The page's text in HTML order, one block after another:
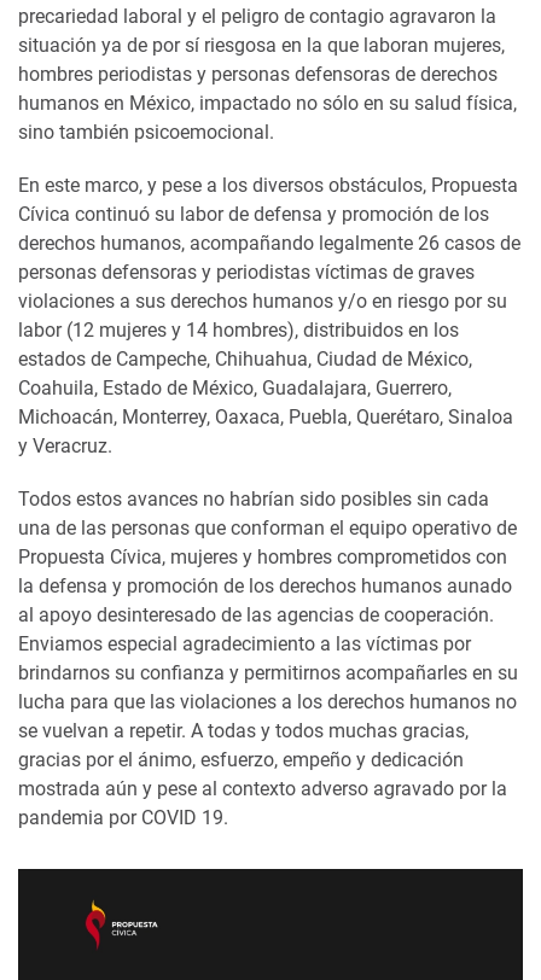
precariedad laboral y el peligro de contagio agravaron la
situación ya de por sí riesgosa en la que laboran mujeres,
hombres periodistas y personas defensoras de derechos
humanos en México, impactado no sólo en su salud física,
sino también psicoemocional.
En este marco, y pese a los diversos obstáculos, Propuesta
Cívica continuó su labor de defensa y promoción de los
derechos humanos, acompañando legalmente 26 casos de
personas defensoras y periodistas víctimas de graves
violaciones a sus derechos humanos y/o en riesgo por su
labor (12 mujeres y 14 hombres), distribuidos en los
estados de Campeche, Chihuahua, Ciudad de México,
Coahuila, Estado de México, Guadalajara, Guerrero,
Michoacán, Monterrey, Oaxaca, Puebla, Querétaro, Sinaloa
y Veracruz.
Todos estos avances no habrían sido posibles sin cada
una de las personas que conforman el equipo operativo de
Propuesta Cívica, mujeres y hombres comprometidos con
la defensa y promoción de los derechos humanos aunado
al apoyo desinteresado de las agencias de cooperación.
Enviamos especial agradecimiento a las víctimas por
brindarnos su confianza y permitirnos acompañarles en su
lucha para que las violaciones a los derechos humanos no
se vuelvan a repetir. A todas y todos muchas gracias,
gracias por el ánimo, esfuerzo, empeño y dedicación
mostrada aún y pese al contexto adverso agravado por la
pandemia por COVID 19.